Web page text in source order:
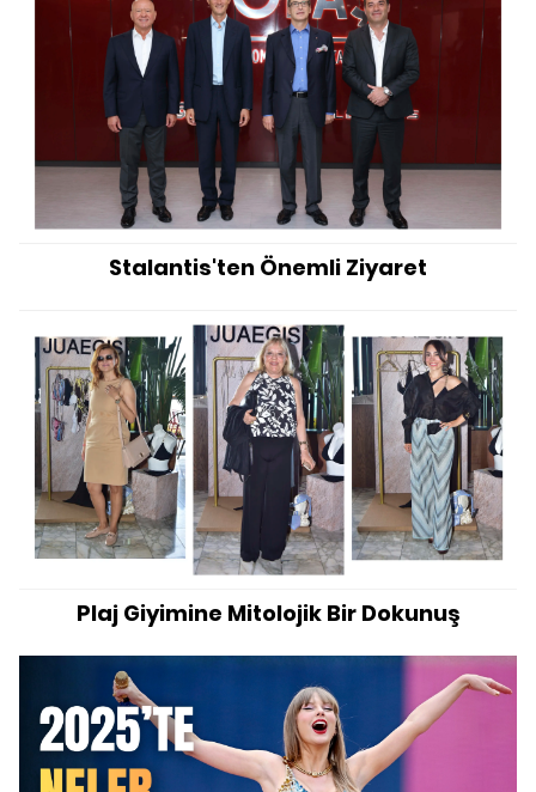
Stalantis'ten Önemli Ziyaret
Plaj Giyimine Mitolojik Bir Dokunuş